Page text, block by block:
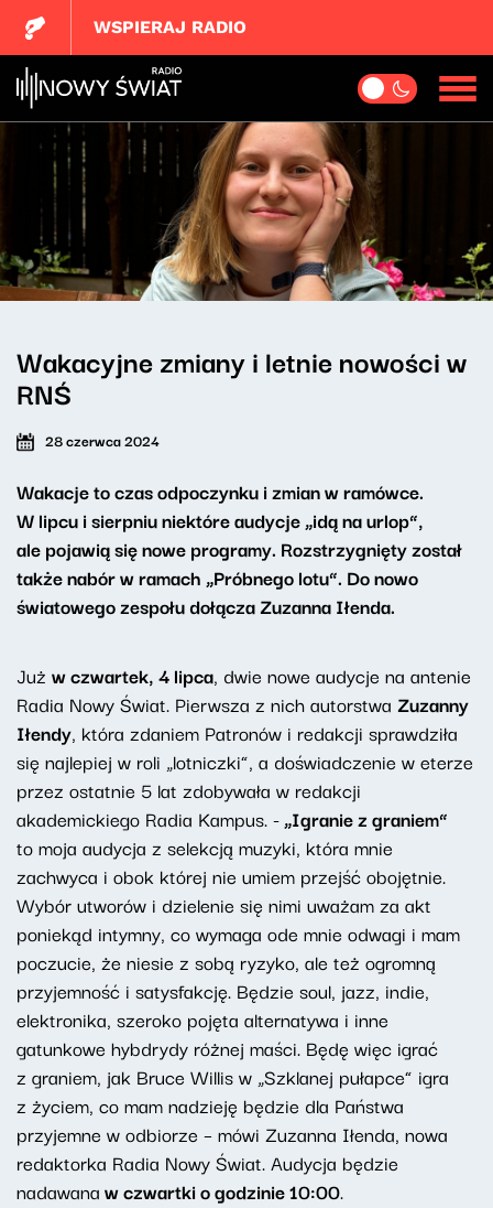
WSPIERAJ RADIO
Wakacyjne zmiany i letnie nowości w
RNŚ
28 czerwca 2024
Wakacje to czas odpoczynku i zmian w ramówce.
W lipcu i sierpniu niektóre audycje „idą na urlop”,
ale pojawią się nowe programy. Rozstrzygnięty został
także nabór w ramach „Próbnego lotu”. Do nowo
światowego zespołu dołącza Zuzanna Iłenda.
Już w czwartek, 4 lipca, dwie nowe audycje na antenie
Radia Nowy Świat. Pierwsza z nich autorstwa Zuzanny
Iłendy, która zdaniem Patronów i redakcji sprawdziła
się najlepiej w roli „lotniczki”, a doświadczenie w eterze
przez ostatnie 5 lat zdobywała w redakcji
akademickiego Radia Kampus. -„Igranie z graniem”
to moja audycja z selekcją muzyki, która mnie
zachwyca i obok której nie umiem przejść obojętnie.
Wybór utworów i dzielenie się nimi uważam za akt
poniekąd intymny, co wymaga ode mnie odwagi i mam
poczucie, że niesie z sobą ryzyko, ale też ogromną
przyjemność i satysfakcję. Będzie soul, jazz, indie,
elektronika, szeroko pojęta alternatywa i inne
gatunkowe hybdrydy różnej maści. Będę więc igrać
z graniem, jak Bruce Willis w „Szklanej pułapce” igra
z życiem, co mam nadzieję będzie dla Państwa
przyjemne w odbiorze – mówi Zuzanna Iłenda, nowa
redaktorka Radia Nowy Świat. Audycja będzie
nadawanaw czwartki o godzinie 10:00.